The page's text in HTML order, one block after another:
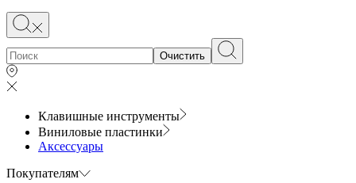
Очистить
Клавишные инструменты
Виниловые пластинки
Аксессуары
Покупателям